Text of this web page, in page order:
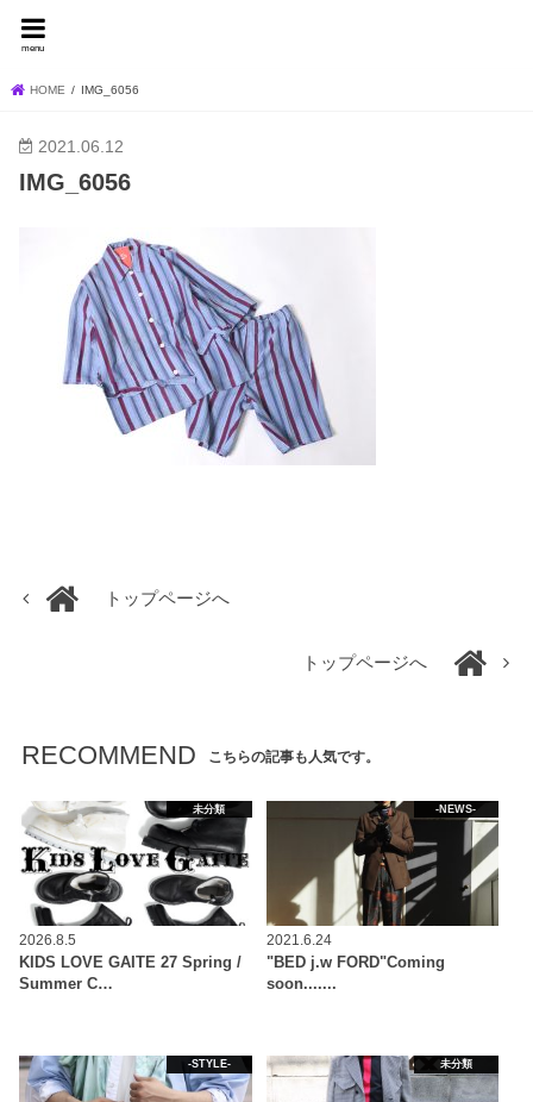
menu
HOME IMG_6056
2021.06.12
IMG_6056
トップページへ
トップページへ
RECOMMEND こちらの記事も人気です。
未分類
2026.8.5
KIDS LOVE GAITE 27 Spring /
Summer C…
-NEWS-
2021.6.24
"BED j.w FORD"Coming
soon.......
-STYLE- 未分類